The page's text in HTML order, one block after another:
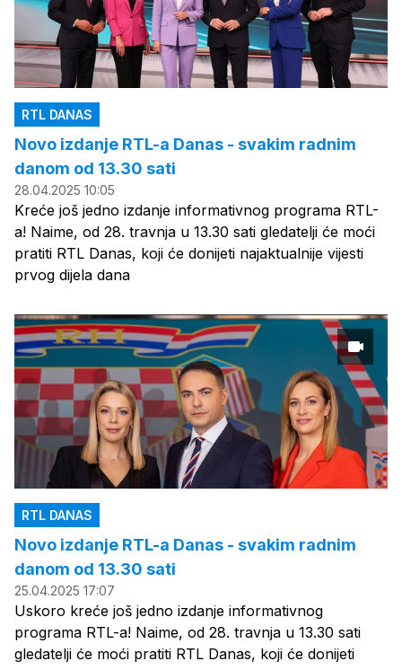
RTL DANAS
Novo izdanje RTL-a Danas - svakim radnim
danom od 13.30 sati
28.04.2025 10:05
Kreće još jedno izdanje informativnog programa RTL-
a! Naime, od 28. travnja u 13.30 sati gledatelji će moći
pratiti RTL Danas, koji će donijeti najaktualnije vijesti
prvog dijela dana
RTL DANAS
Novo izdanje RTL-a Danas - svakim radnim
danom od 13.30 sati
25.04.2025 17:07
Uskoro kreće još jedno izdanje informativnog
programa RTL-a! Naime, od 28. travnja u 13.30 sati
gledatelji će moći pratiti RTL Danas, koji će donijeti